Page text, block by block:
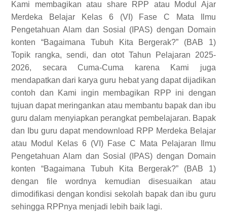
Kami membagikan atau share RPP atau Modul Ajar
Merdeka Belajar Kelas 6 (VI) Fase C Mata Ilmu
Pengetahuan Alam dan Sosial (IPAS) dengan Domain
konten “Bagaimana Tubuh Kita Bergerak?” (BAB 1)
Topik rangka, sendi, dan otot Tahun Pelajaran 2025-
2026, secara Cuma-Cuma karena Kami juga
mendapatkan dari karya guru hebat yang dapat dijadikan
contoh dan Kami ingin membagikan RPP ini dengan
tujuan dapat meringankan atau membantu bapak dan ibu
guru dalam menyiapkan perangkat pembelajaran. Bapak
dan Ibu guru dapat mendownload RPP Merdeka Belajar
atau Modul Kelas 6 (VI) Fase C Mata Pelajaran Ilmu
Pengetahuan Alam dan Sosial (IPAS) dengan Domain
konten “Bagaimana Tubuh Kita Bergerak?” (BAB 1)
dengan file wordnya kemudian disesuaikan atau
dimodifikasi dengan kondisi sekolah bapak dan ibu guru
sehingga RPPnya menjadi lebih baik lagi.